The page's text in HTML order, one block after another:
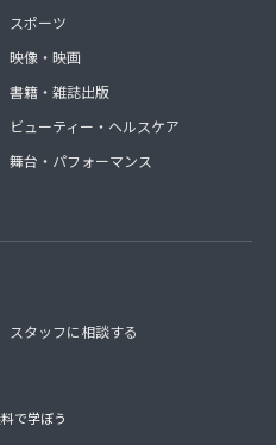
スポーツ
映像・映画
書籍・雑誌出版
ビューティー・ヘルスケア
舞台・パフォーマンス
スタッフに相談する
で学ぼう